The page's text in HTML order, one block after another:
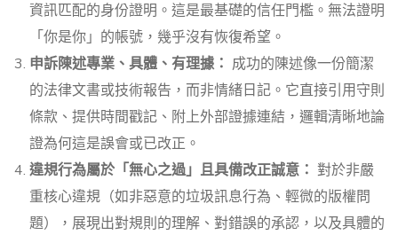
資訊匹配的身份證明。這是最基礎的信任門檻。無法證明
「你是你」的帳號，幾乎沒有恢復希望。
申訴陳述專業、具體、有理據： 成功的陳述像一份簡潔
的法律文書或技術報告，而非情緒日記。它直接引用守則
條款、提供時間戳記、附上外部證據連結，邏輯清晰地論
證為何這是誤會或已改正。
違規行為屬於「無心之過」且具備改正誠意： 對於非嚴
重核心違規（如非惡意的垃圾訊息行為、輕微的版權問
題），展現出對規則的理解、對錯誤的承認，以及具體的